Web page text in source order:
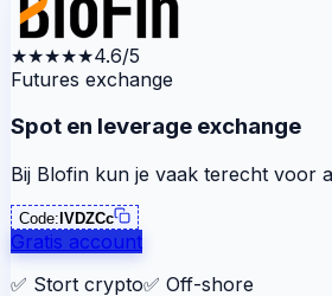
★★★★★4.6/5
Futures exchange
Spot en leverage exchange
Bij Blofin kun je vaak terecht voor
Code: lVDZCc
Gratis account
✅ Stort crypto✅ Off-shore